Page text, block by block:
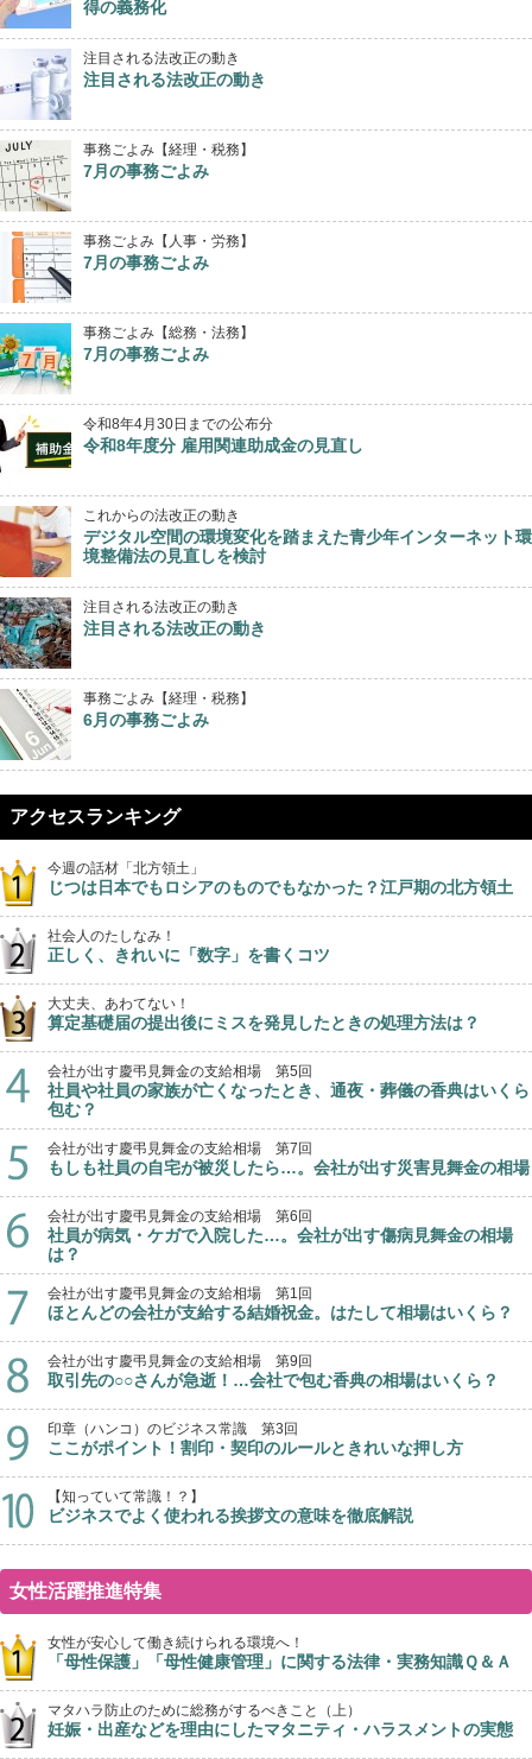
得の義務化
注目される法改正の動き
注目される法改正の動き
事務ごよみ【経理・税務】
7月の事務ごよみ
事務ごよみ【人事・労務】
7月の事務ごよみ
事務ごよみ【総務・法務】
7月の事務ごよみ
令和8年4月30日までの公布分
令和8年度分 雇用関連助成金の見直し
これからの法改正の動き
デジタル空間の環境変化を踏まえた青少年インターネット環
境整備法の見直しを検討
注目される法改正の動き
注目される法改正の動き
事務ごよみ【経理・税務】
6月の事務ごよみ
アクセスランキング
今週の話材「北方領土」
じつは日本でもロシアのものでもなかった？江戸期の北方領土
社会人のたしなみ！
正しく、きれいに「数字」を書くコツ
大丈夫、あわてない！
算定基礎届の提出後にミスを発見したときの処理方法は？
会社が出す慶弔見舞金の支給相場 第5回
社員や社員の家族が亡くなったとき、通夜・葬儀の香典はいくら
包む？
会社が出す慶弔見舞金の支給相場 第7回
もしも社員の自宅が被災したら…。会社が出す災害見舞金の相場
会社が出す慶弔見舞金の支給相場 第6回
社員が病気・ケガで入院した…。会社が出す傷病見舞金の相場
は？
会社が出す慶弔見舞金の支給相場 第1回
ほとんどの会社が支給する結婚祝金。はたして相場はいくら？
会社が出す慶弔見舞金の支給相場 第9回
取引先の○○さんが急逝！…会社で包む香典の相場はいくら？
印章（ハンコ）のビジネス常識 第3回
ここがポイント！割印・契印のルールときれいな押し方
【知っていて常識！？】
ビジネスでよく使われる挨拶文の意味を徹底解説
女性活躍推進特集
女性が安心して働き続けられる環境へ！
「母性保護」「母性健康管理」に関する法律・実務知識Ｑ＆Ａ
マタハラ防止のために総務がするべきこと（上）
妊娠・出産などを理由にしたマタニティ・ハラスメントの実態